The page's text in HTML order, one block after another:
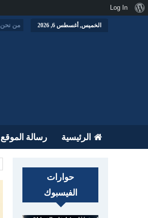
الخميس, أغسطس 6, 2026 من نحن
الرئيسية رسالة الموقع
حوارات
الفيسبوك
نبذةLog In